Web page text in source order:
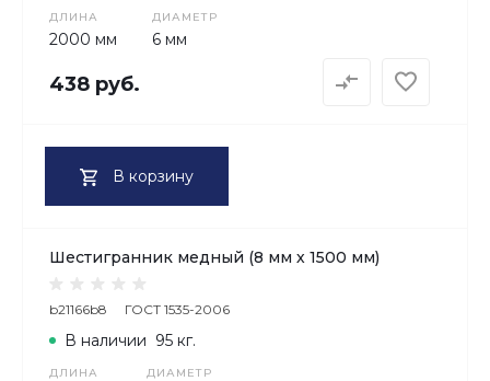
ДЛИНА
2000 мм
ДИАМЕТР
6 мм
438 руб.
В корзину
Шестигранник медный (8 мм х 1500 мм)
b21166b8 ГОСТ 1535-2006
ДЛИНА ДИАМЕТР
В наличии 95 кг.